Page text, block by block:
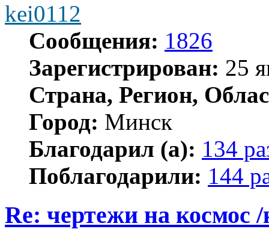
kei0112
Сообщения: 1826
Зарегистрирован: 25
Страна, Регион,
Город: Минск
Благодарил (а): 134
Поблагодарили: 144
Re: чертежи на космос